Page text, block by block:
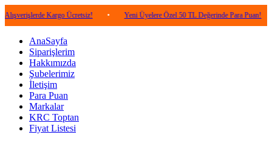
Kargo Ücretsiz! • Yeni Üyelere Özel 50 TL Değerinde Para Puan! •
AnaSayfa
Siparişlerim
Hakkımızda
Şubelerimiz
İletişim
Para Puan
Markalar
KRC Toptan
Fiyat Listesi